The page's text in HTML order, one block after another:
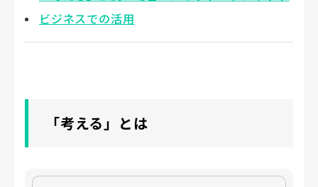
ビジネスでの活用
「考える」とは